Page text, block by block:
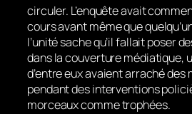
circuler. L’enquête avait
cours avant même que
l’unité sache qu’il fallait poser
dans la couverture médiatique,
d’entre eux avaient arraché des
pendant des interventions
morceaux comme trophées.